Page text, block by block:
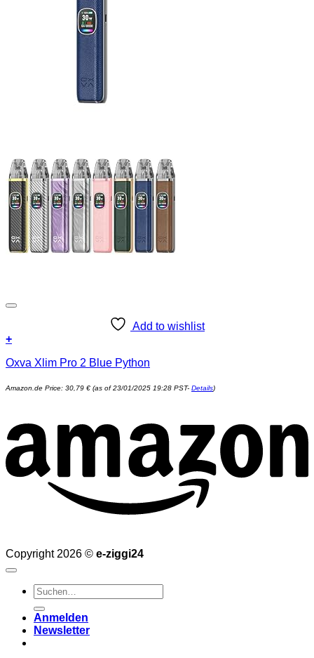
Add to wishlist
+
Oxva Xlim Pro 2 Blue Python
Amazon.de Price: 30,79 € (as of 23/01/2025 19:28 PST- Details)
Copyright 2026 © e-ziggi24
Suchen
nach:
Anmelden
Newsletter